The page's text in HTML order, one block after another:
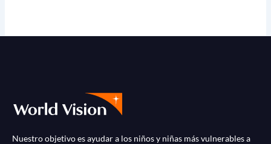
Nuestro objetivo es ayudar a los niños y niñas más vulnerables a